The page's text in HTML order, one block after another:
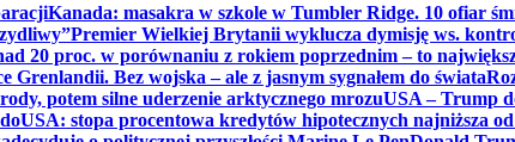
Kanada: masakra w szkole w Tumbler Ridge. 10 ofiar
Premier Wielkiej Brytanii wyklucza dymisję ws.
20 proc. w porównaniu z rokiem poprzednim – to
Grenlandii. Bez wojska – ale z jasnym sygnałem do świata
potem silne uderzenie arktycznego mrozuUSA – Trump
USA: stopa procentowa kredytów hipotecznych najniższa